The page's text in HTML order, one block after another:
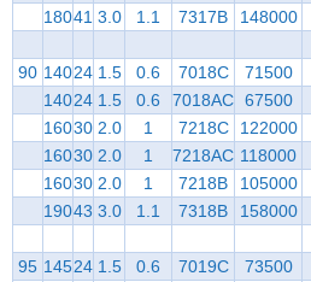
18041 3.0 1.1 7317B 148000
90 14024 1.5 0.6 7018C 71500
14024 1.5 0.6 7018AC 67500
16030 2.0 1 7218C 122000
16030 2.0 1 7218AC 118000
16030 2.0 1 7218B 105000
19043 3.0 1.1 7318B 158000
95 14524 1.5 0.6 7019C 73500